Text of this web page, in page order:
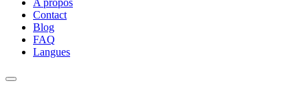
A propos
Contact
Blog
FAQ
Langues